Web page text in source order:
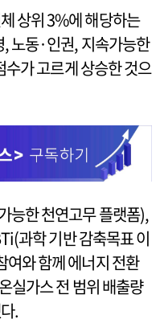
상위 3%에 해당하는
노동·인권, 지속가능한
수가 고르게 상승한 것으
능한 천연고무 플랫폼),
과학 기반 감축목표 이
여와 함께 에너지 전환
실가스 전 범위 배출량
.